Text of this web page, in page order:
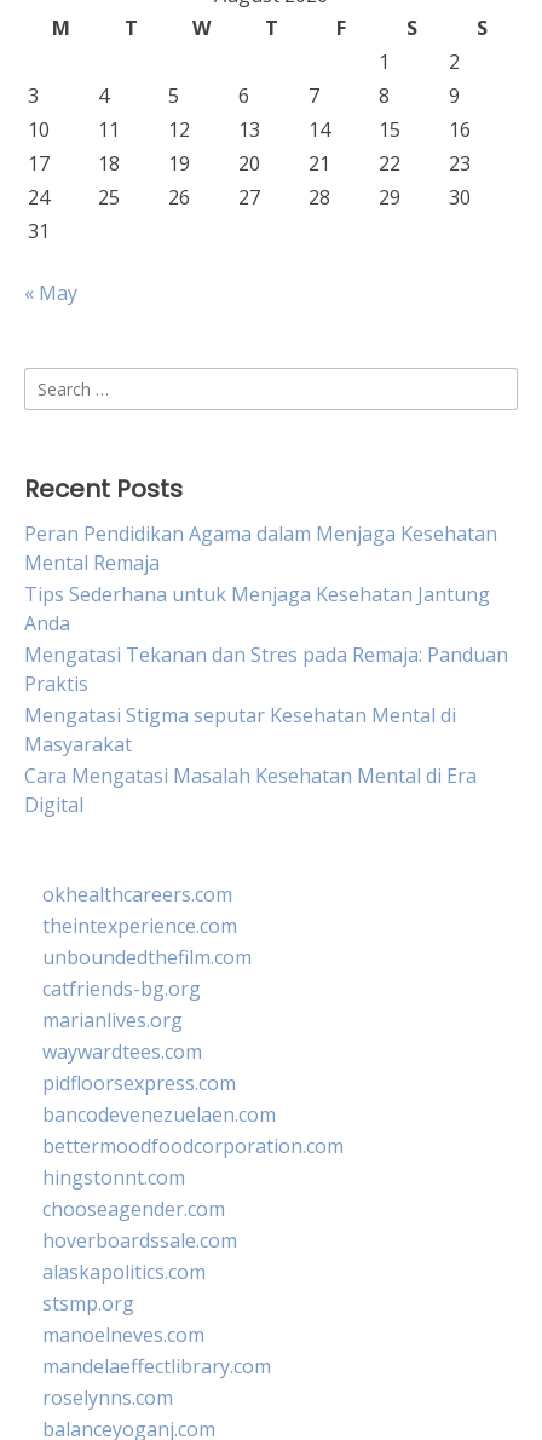
M
T W T F S
S
1
2
3
4 5 6 7 8
9
10
11 12 13 14 15
16
17
18 19 20 21 22
23
24
25 26 27 28 29
30
31
« May
Search
for:
Recent Posts
Peran Pendidikan Agama dalam Menjaga Kesehatan
Mental Remaja
Tips Sederhana untuk Menjaga Kesehatan Jantung
Anda
Mengatasi Tekanan dan Stres pada Remaja: Panduan
Praktis
Mengatasi Stigma seputar Kesehatan Mental di
Masyarakat
Cara Mengatasi Masalah Kesehatan Mental di Era
Digital
okhealthcareers.com
theintexperience.com
unboundedthefilm.com
catfriends-bg.org
marianlives.org
waywardtees.com
pidfloorsexpress.com
bancodevenezuelaen.com
bettermoodfoodcorporation.com
hingstonnt.com
chooseagender.com
hoverboardssale.com
alaskapolitics.com
stsmp.org
manoelneves.com
mandelaeffectlibrary.com
roselynns.com
balanceyoganj.com